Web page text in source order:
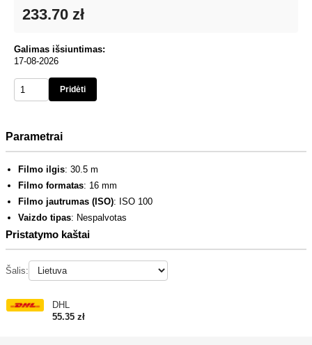
Pristatymo kaštai
Šalis:
DHL
55.35 zł
233.70 zł
Galimas išsiuntimas:
17-08-2026
Pridėti
Parametrai
Filmo ilgis: 30.5 m
Filmo formatas: 16 mm
Filmo jautrumas (ISO): ISO 100
Vaizdo tipas: Nespalvotas